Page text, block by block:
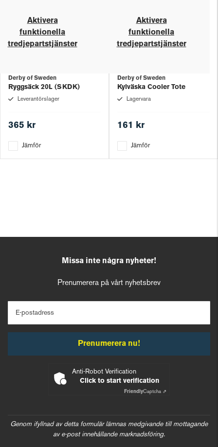
Aktivera
funktionella
tredjepartstjänster
Derby of Sweden
Ryggsäck 20L (SKDK)
Leverantörslager
365 kr
Jämför
Aktivera
funktionella
tredjepartstjänster
Derby of Sweden
Kylväska Cooler Tote
Lagervara
161 kr
Jämför
Missa inte några nyheter!
Prenumerera på vårt nyhetsbrev
E-postadress
Prenumerera nu!
Anti-Robot Verification
Click to start verification
FriendlyCaptcha ⇗
Genom ifyllnad av detta formulär lämnas medgivande till mottagande
av e-post innehållande marknadsföring.